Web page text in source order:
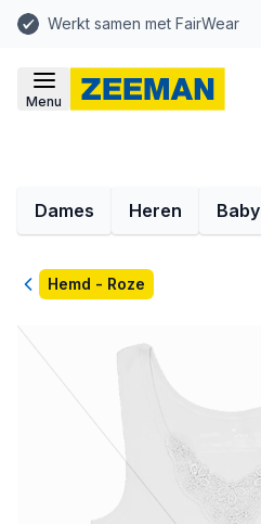
Werkt samen met FairWear
Menu
Dames Heren Baby
TerugHemd - Roze